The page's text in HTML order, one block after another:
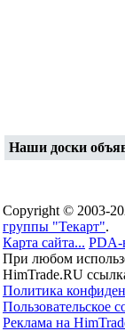
Наши доски
Copyright © 2003-
группы "Текарт".
Карта сайта... PDA-
При любом
HimTrade.RU
Политика
Пользовательское
Реклама на